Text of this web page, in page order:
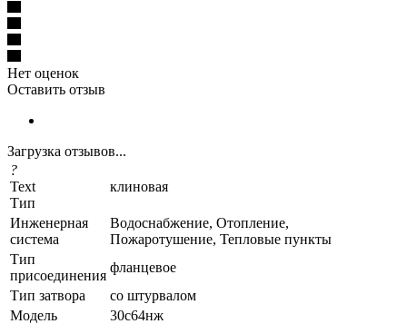
Нет оценок
Оставить отзыв
Загрузка отзывов...
?
Text
Тип
клиновая
Инженерная
система
Водоснабжение, Отопление,
Пожаротушение, Тепловые пункты
Тип
присоединения
фланцевое
Тип затвора
со штурвалом
Модель
30с64нж